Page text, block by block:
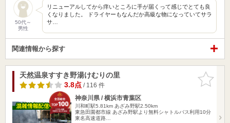
50代～
男性
リニューアルしてから痒いところに手が届くって感じでとても良
くなりました。 ドライヤーもなんだか高級な物になっていてサラ
サ…
関連情報から探す
お気に入
りに追加
天然温泉すすき野湯けむりの里
3.8点/ 116 件
神奈川県 / 横浜市青葉区
川和町駅5.81km あざみ野駅2.50km
東急田園都市線 あざみ野駅より無料シャトルバス利用10分
東名高速道路…